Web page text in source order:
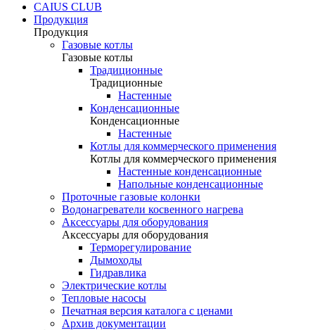
CAIUS CLUB
Продукция
Продукция
Газовые котлы
Газовые котлы
Традиционные
Традиционные
Настенные
Конденсационные
Конденсационные
Настенные
Котлы для коммерческого применения
Котлы для коммерческого применения
Настенные конденсационные
Напольные конденсационные
Проточные газовые колонки
Водонагреватели косвенного нагрева
Аксессуары для оборудования
Аксессуары для оборудования
Терморегулирование
Дымоходы
Гидравлика
Электрические котлы
Тепловые насосы
Печатная версия каталога с ценами
Архив документации